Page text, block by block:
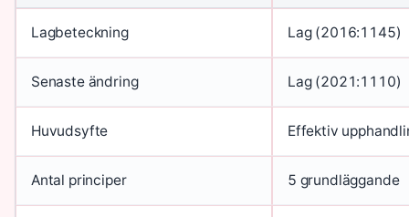
Lagbeteckning Lag (2016:1145)
Senaste ändring Lag (2021:1110)
Huvudsyfte Effektiv
Antal principer 5 grundläggande